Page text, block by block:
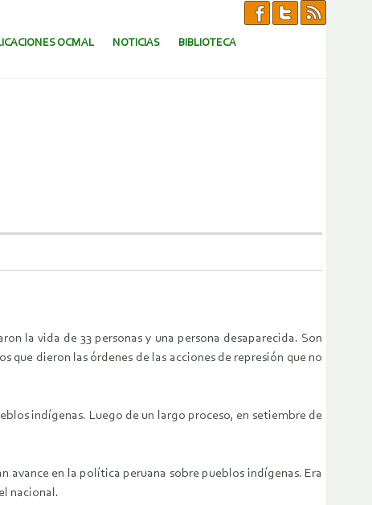
OCMAL NOTICIAS BIBLIOTECA
la vida de 33 personas y una persona desaparecida. Son
que dieron las órdenes de las acciones de represión que no
indígenas. Luego de un largo proceso, en setiembre de
avance en la política peruana sobre pueblos indígenas. Era
nacional.